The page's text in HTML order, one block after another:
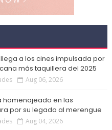
llega a los cines impulsada por
más taquillera del 2025
Aug 06, 2026
homenajeado en las
por su legado al merengue
Aug 04, 2026